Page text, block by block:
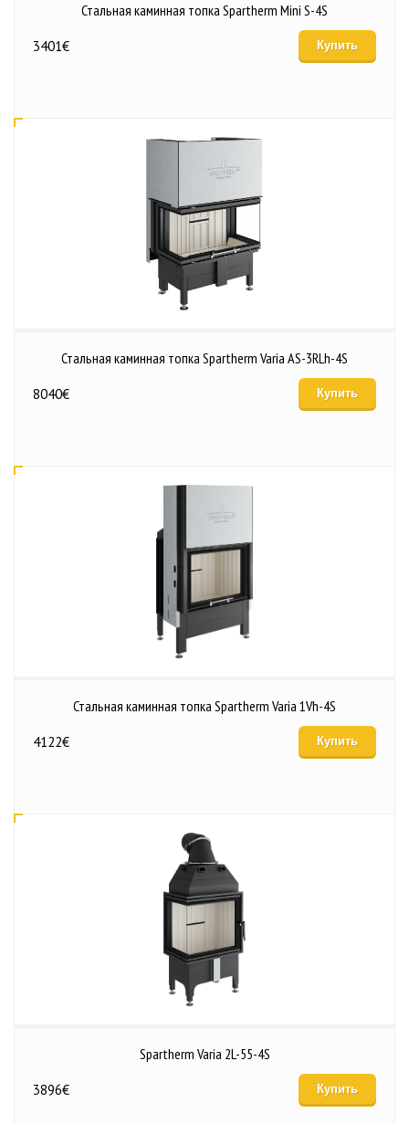
Стальная каминная топка Spartherm Mini S-4S
3401€ Купить
Стальная каминная топка Spartherm Varia AS-3RLh-4S
8040€ Купить
Стальная каминная топка Spartherm Varia 1Vh-4S
4122€ Купить
Spartherm Varia 2L-55-4S
3896€ Купить